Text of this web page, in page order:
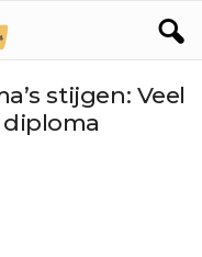
stijgen: Veel